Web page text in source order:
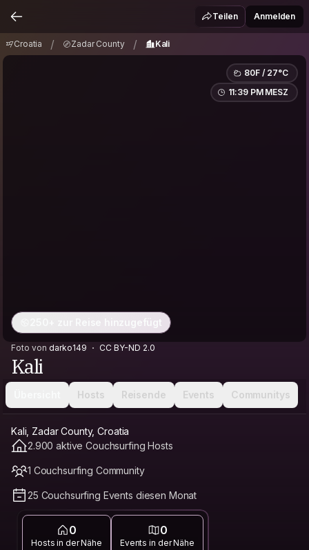
Kali Teilen Anmelden
Croatia / Zadar County / Kali
80F / 27°C
11:39 PM MESZ
250+ zur Reise hinzugefügt
Foto von darko149 CC BY-ND 2.0
Kali
Hosts Reisende Events Communitys
Kali, Zadar County, Croatia
2.900 aktive Couchsurfing Hosts
1 Couchsurfing Community
25 Couchsurfing Events diesen Monat
0
Hosts in der Nähe
0
Events in der Nähe